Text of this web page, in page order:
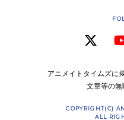
アニメイトタイムズに
文章等の
COPYRIGHT(C)
ALL